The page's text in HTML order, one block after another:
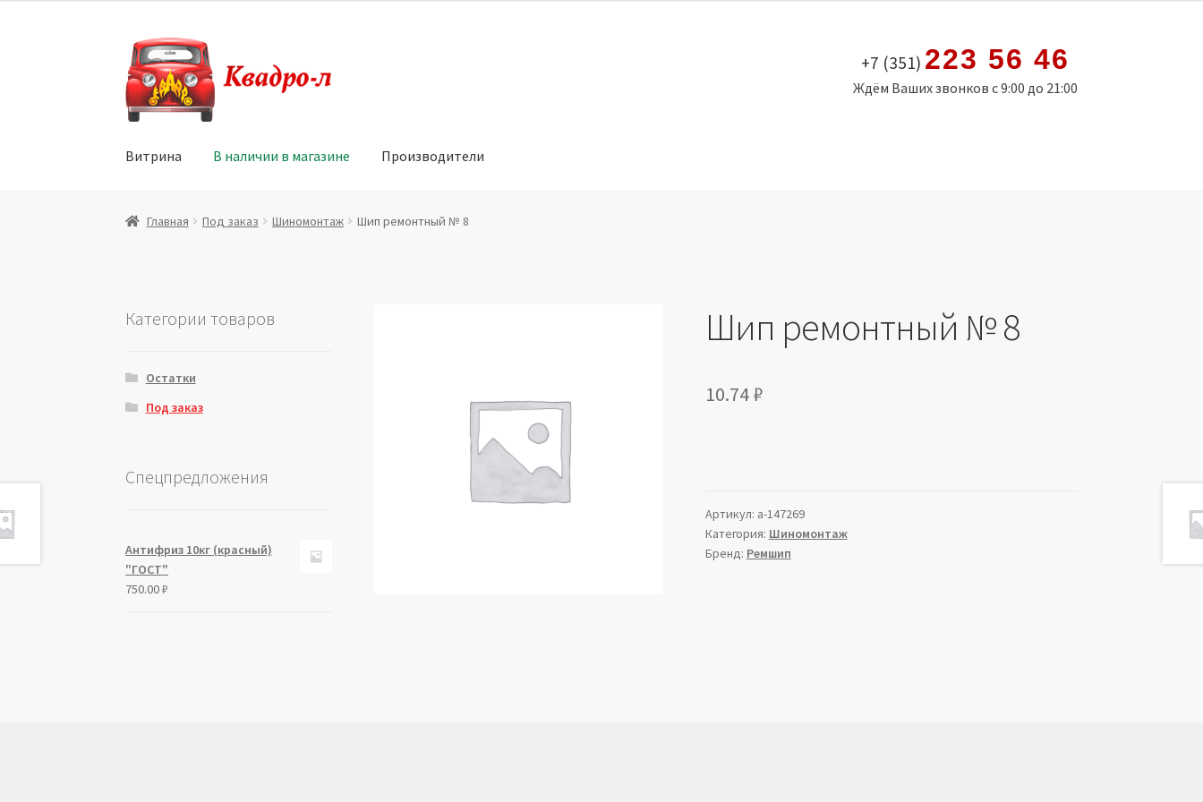
Перейти
к
навигации
Перейти
к
содержимому
+7 (351) 223 56 46
Ждём Ваших звонков с 9:00 до 21:00
Витрина В наличии в магазине Производители
Главная Витрина Мой аккаунт Политика в отношении обработки персональных данных
Главная Под заказ Шиномонтаж Шип ремонтный № 8
Шип ремонтный № 8
10.74₽
Артикул: a-147269
Категория: Шиномонтаж
Бренд: Ремшип
Категории товаров
Остатки
Под заказ
Спецпредложения
Антифриз 10кг (красный)
"ГОСТ"
750.00₽